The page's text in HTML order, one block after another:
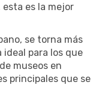
es la mejor
se torna más
ideal para los que
museos en
principales que se